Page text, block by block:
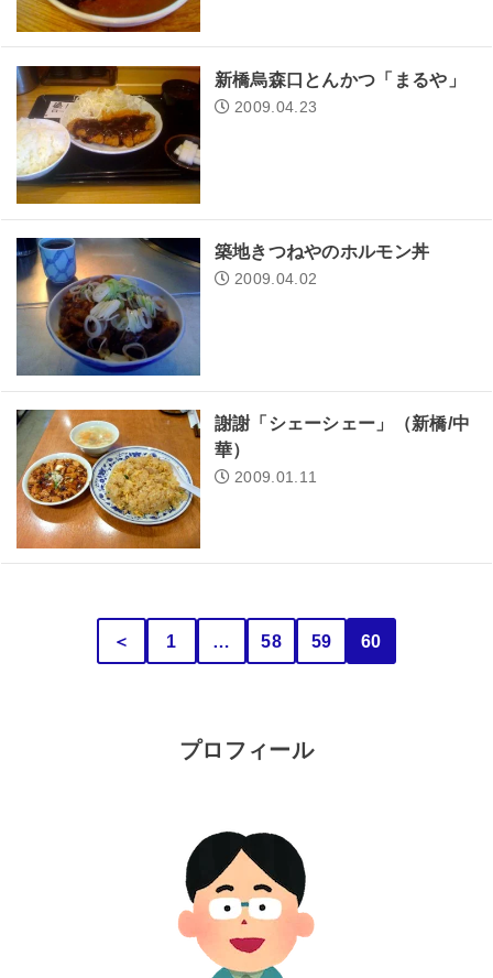
新橋烏森口とんかつ「まるや」
2009.04.23
築地きつねやのホルモン丼
2009.04.02
謝謝「シェーシェー」（新橋/中
華）
2009.01.11
＜ 1 58 59 60
プロフィール